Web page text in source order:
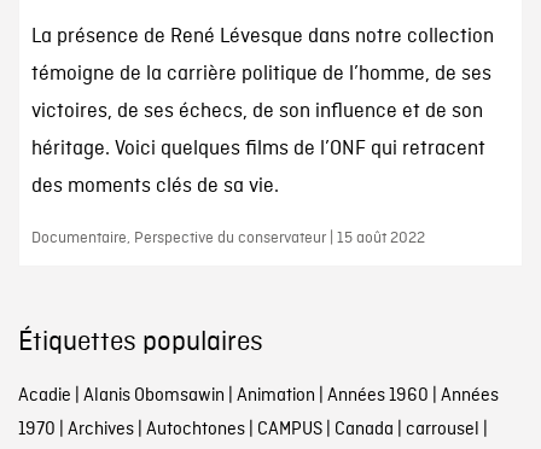
La présence de René Lévesque dans notre collection
témoigne de la carrière politique de l’homme, de ses
victoires, de ses échecs, de son influence et de son
héritage. Voici quelques films de l’ONF qui retracent
des moments clés de sa vie.
Documentaire, Perspective du conservateur | 15 août 2022
Étiquettes populaires
Acadie Alanis Obomsawin Animation Années 1960 Années
1970 Archives| Autochtones| CAMPUS| Canada carrousel